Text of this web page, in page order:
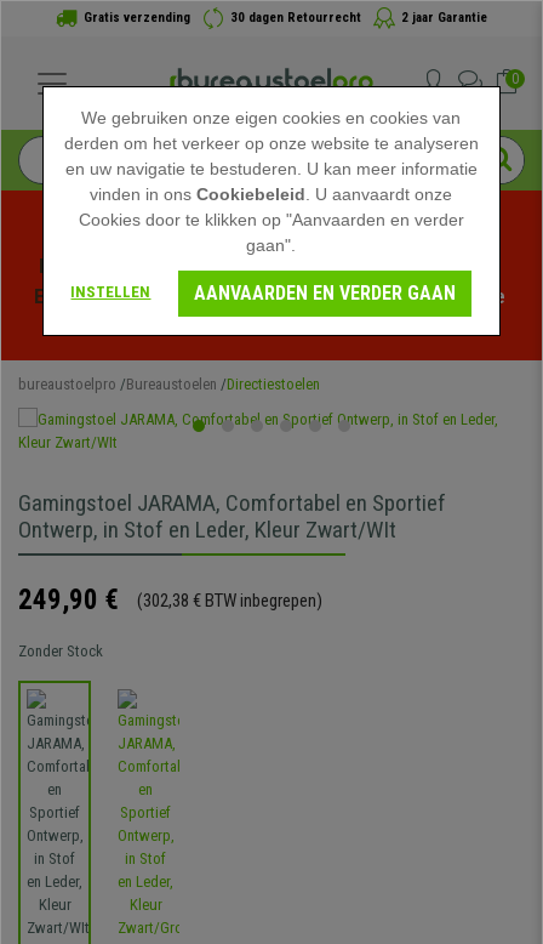
Gratis verzending 30 dagen Retourrecht 2 jaar Garantie
0
Profiteer van de Zomeruitverkoop bij bureaustoelpro!
Exclusieve kortingen voor een beperkte tijd - Bekijk de
bureaustoelpro Bureaustoelen Directiestoelen
Gamingstoel JARAMA, Comfortabel en Sportief
Ontwerp, in Stof en Leder, Kleur Zwart/WIt
249,90 € (302,38 € BTW inbegrepen)
Zonder Stock
We gebruiken onze eigen cookies en cookies van
derden om het verkeer op onze website te analyseren
en uw navigatie te bestuderen. U kan meer informatie
vinden in onsCookiebeleid . U aanvaardt onze
Cookies door te klikken op "Aanvaarden en verder
gaan".
INSTELLEN AANVAARDEN EN VERDER GAAN